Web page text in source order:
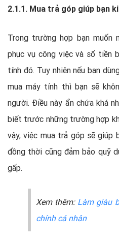
2.1.1. Mua trả góp giúp bạn
Trong trường hợp bạn muốn
phục vụ công việc và số tiền
tính đó. Tuy nhiên nếu bạn
mua máy tính thì bạn sẽ
người. Điều này ẩn chứa khá
biết trước những trường hợp
vậy, việc mua trả góp sẽ giúp
đồng thời cũng đảm bảo quỹ
gấp.
Xem thêm: Làm giàu
chính cá nhân